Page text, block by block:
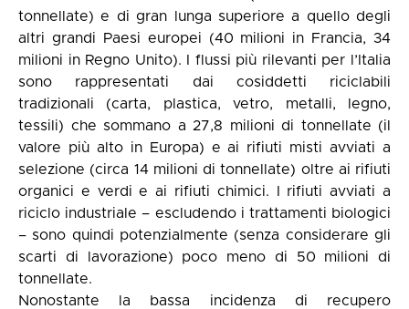
tonnellate) e di gran lunga superiore a quello degli
altri grandi Paesi europei (40 milioni in Francia, 34
milioni in Regno Unito). I flussi più rilevanti per l’Italia
sono rappresentati dai cosiddetti riciclabili
tradizionali (carta, plastica, vetro, metalli, legno,
tessili) che sommano a 27,8 milioni di tonnellate (il
valore più alto in Europa) e ai rifiuti misti avviati a
selezione (circa 14 milioni di tonnellate) oltre ai rifiuti
organici e verdi e ai rifiuti chimici. I rifiuti avviati a
riciclo industriale – escludendo i trattamenti biologici
– sono quindi potenzialmente (senza considerare gli
scarti di lavorazione) poco meno di 50 milioni di
tonnellate.
Nonostante la bassa incidenza di recupero